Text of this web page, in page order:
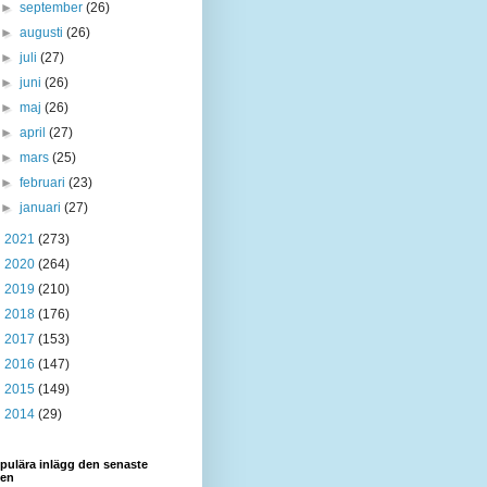
►september(26)
►augusti(26)
►juli(27)
►juni(26)
►maj(26)
►april(27)
►mars(25)
►februari(23)
►januari(27)
2021 (273)
2020 (264)
2019 (210)
2018 (176)
2017 (153)
2016 (147)
2015 (149)
2014 (29)
inlägg den senaste